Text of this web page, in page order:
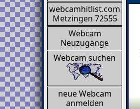
webcamhitlist.com
Metzingen 72555
Webcam
Neuzugänge
Webcam suchen
neue Webcam
anmelden